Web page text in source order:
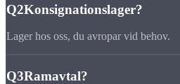
Q2Konsignationslager?
Lager hos oss, du avropar vid behov.
Q3Ramavtal?